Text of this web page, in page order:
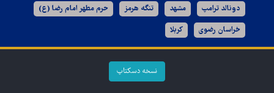
دونالد ترامپ مشهد تنگه هرمز حرم مطهر امام رضا (ع)
خراسان رضوی کربلا
نسخه دسکتاپ